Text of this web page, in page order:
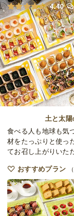
オードブル
締切 2日前15時
定休日 日
最低ご注文金額 15,000
4.40
土と太
食べる人も地球も気
材をたっぷりと使っ
てお召し上がりいた
おすすめプラン